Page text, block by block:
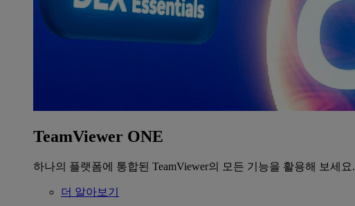
TeamViewer ONE
하나의 플랫폼에 통합된 TeamViewer의 모든 기능을 활용해 보세요.
더 알아보기